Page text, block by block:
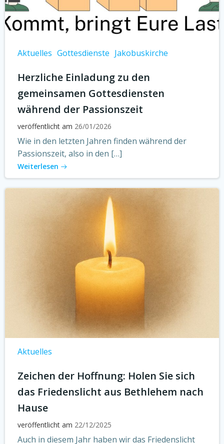
Aktuelles Gottesdienste Jakobuskirche
Herzliche Einladung zu den
gemeinsamen Gottesdiensten
während der Passionszeit
veröffentlicht am 26/01/2026
Wie in den letzten Jahren finden während der
Passionszeit, also in den […]
Weiterlesen
Aktuelles
Zeichen der Hoffnung: Holen Sie sich
das Friedenslicht aus Bethlehem nach
Hause
veröffentlicht am 22/12/2025
Auch in diesem Jahr haben wir das Friedenslicht